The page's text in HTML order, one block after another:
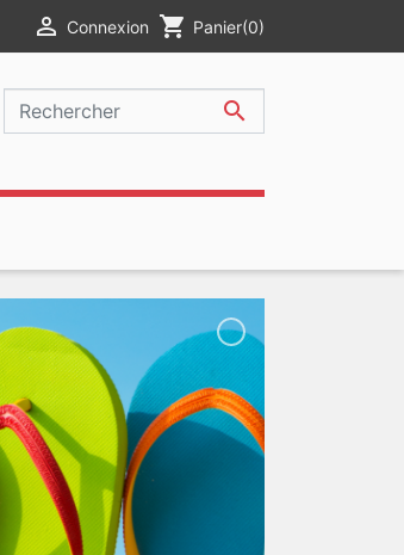
 Connexion shopping_cart Panier(0)
